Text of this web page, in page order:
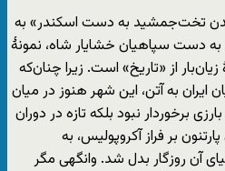
تخت‌جمشید به دست اسکندر» به
دست سپاهیان خشایار شاه، نمونۀ
از «تاریخ» است. زیرا چنان‌که
ایران به آتن، این شهر هنوز در میان
برخوردار نبود بلکه تازه در دوران
بر فراز آکروپولیس، به
آن روزگار بدل شد. وانگهی مگر